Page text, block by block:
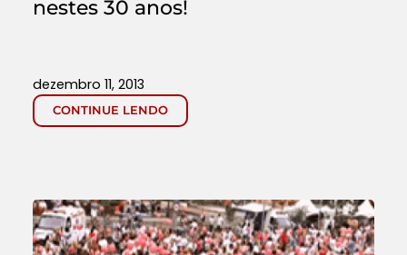
nestes 30 anos!
CONTINUE LENDO
dezembro 11, 2013